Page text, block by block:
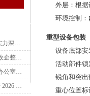
外层：根
环境控制
重型设备包装
设备底部
活动部件
锐角和突
重心位置
2026 佛山本地搬家搬厂品牌综合实力深度测评 居民精细搬迁企业大件吊装双优服务商推荐指南
2026 年佛山南海区搬家完整攻略 政企整迁大件吊装精细打包工人服务细节及本地靠谱品牌联系方式
2026 佛山搬家搬厂深度测评 大型办公室搬家价格与联系电话 家具拆装规避隐形消费工人服务细节指南
佛山长途搬家公司怎么选择才靠谱 2026 最新收费标准 五家本地搬家公司联系电话及服务细节对比参考指南